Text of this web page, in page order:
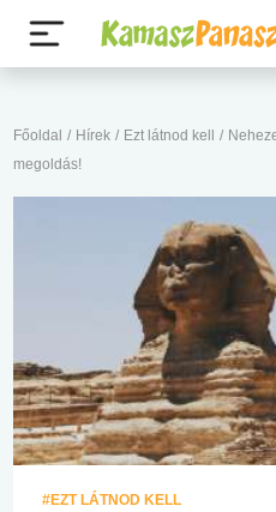
Főoldal / Hírek / Ezt látnod kell /
megoldás!
#EZT LÁTNOD KELL